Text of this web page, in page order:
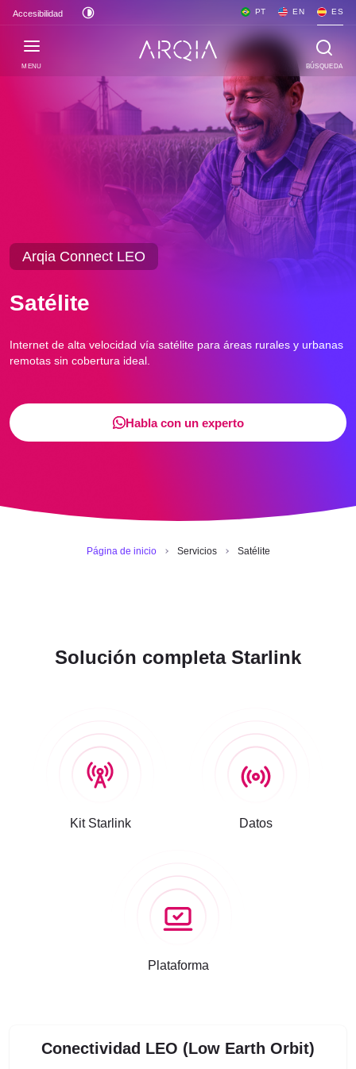
Accesibilidad PT EN ES
MENU BÚSQUEDA
Arqia Connect LEO
Satélite
Internet de alta velocidad vía satélite para áreas rurales y urbanas
remotas sin cobertura ideal.
Habla con un experto
Página de inicio Servicios Satélite
Solución completa Starlink
Kit Starlink Datos
Plataforma
Conectividad LEO (Low Earth Orbit)